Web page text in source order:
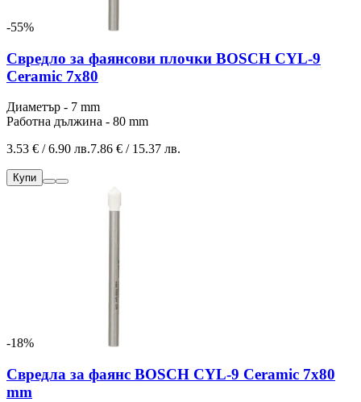
-55%
Свредло за фаянсови плочки BOSCH CYL-9
Ceramic 7x80
Диаметър - 7 mm
Работна дължина - 80 mm
3.53 € / 6.90 лв.7.86 € / 15.37 лв.
Купи
-18%
Свредла за фаянс BOSCH CYL-9 Ceramic 7x80
mm